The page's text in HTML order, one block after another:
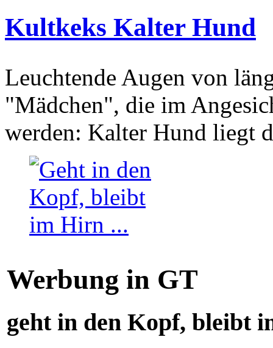
Kultkeks Kalter Hund
Leuchtende Augen von
"Mädchen", die im
werden: Kalter Hund liegt
Werbung in GT
geht in den Kopf, bleibt